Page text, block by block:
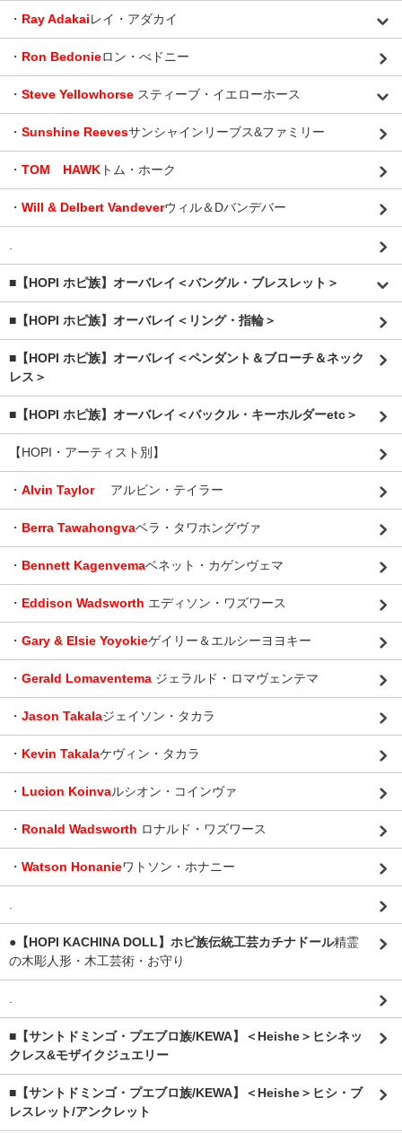
・ Ray Adakaiレイ・アダカイ
・ Ron Bedonieロン・べドニー
・ Steve Yellowhorse スティーブ・イエローホース
・ Sunshine Reevesサンシャインリーブス&ファミリー
・ TOM HAWK トム・ホーク
・ Will & Delbert Vandeverウィル＆Dバンデバー
.
■【HOPI ホピ族】オーバレイ＜バングル・ブレスレット＞
■【HOPI ホピ族】オーバレイ＜リング・指輪＞
■【HOPI ホピ族】オーバレイ＜ペンダント＆ブローチ＆ネック
レス＞
■【HOPI ホピ族】オーバレイ＜バックル・キーホルダーetc＞
【HOPI・アーティスト別】
・ Alvin Taylor アルビン・テイラー
・ Berra Tawahongvaベラ・タワホングヴァ
・ Bennett Kagenvemaベネット・カゲンヴェマ
・ Eddison Wadsworth エディソン・ワズワース
・ Gary & Elsie Yoyokieゲイリー＆エルシーヨヨキー
・ Gerald Lomaventema ジェラルド・ロマヴェンテマ
・ Jason Takalaジェイソン・タカラ
・ Kevin Takalaケヴィン・タカラ
・ Lucion Koinvaルシオン・コインヴァ
・ Ronald Wadsworth ロナルド・ワズワース
・ Watson Honanieワトソン・ホナニー
.
●【HOPI KACHINA DOLL】ホピ族伝統工芸カチナドール精霊
の木彫人形・木工芸術・お守り
.
■【サントドミンゴ・プエブロ族/KEWA】＜Heishe＞ヒシネッ
クレス&モザイクジュエリー
■【サントドミンゴ・プエブロ族/KEWA】＜Heishe＞ヒシ・ブ
レスレット/アンクレット